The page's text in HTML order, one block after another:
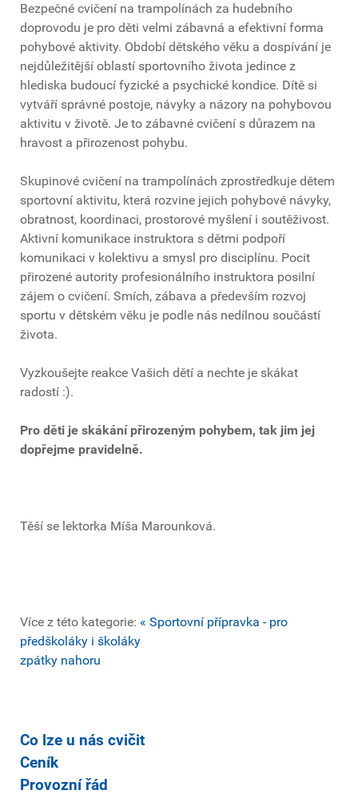
Bezpečné cvičení na trampolínách za hudebního
doprovodu je pro děti velmi zábavná a efektivní forma
pohybové aktivity. Období dětského věku a dospívání je
nejdůležitější oblastí sportovního života jedince z
hlediska budoucí fyzické a psychické kondice. Dítě si
vytváří správné postoje, návyky a názory na pohybovou
aktivitu v životě. Je to zábavné cvičení s důrazem na
hravost a přirozenost pohybu.
Skupinové cvičení na trampolínách zprostředkuje dětem
sportovní aktivitu, která rozvine jejich pohybové návyky,
obratnost, koordinaci, prostorové myšlení i soutěživost.
Aktivní komunikace instruktora s dětmi podpoří
komunikaci v kolektivu a smysl pro disciplínu. Pocit
přirozené autority profesionálního instruktora posilní
zájem o cvičení. Smích, zábava a především rozvoj
sportu v dětském věku je podle nás nedílnou součástí
života.
Vyzkoušejte reakce Vašich dětí a nechte je skákat
radostí :).
Pro děti je skákání přirozeným pohybem, tak jim jej
dopřejme pravidelně.
Těší se lektorka Míša Marounková.
Více z této kategorie: « Sportovní přípravka - pro
předškoláky i školáky
zpátky nahoru
Co lze u nás cvičit
Ceník
Provozní řád